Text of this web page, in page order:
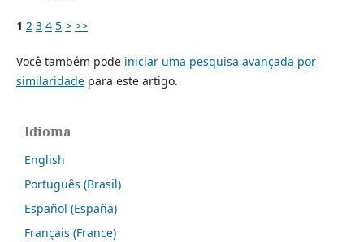
1 2 3 4 5 > >>
Você também pode iniciar uma pesquisa avançada por
similaridadepara este artigo.
Idioma
English
Português (Brasil)
Español (España)
Français (France)